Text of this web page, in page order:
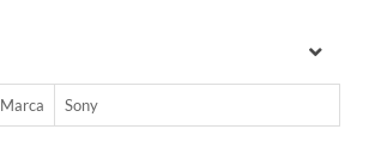
Marca Sony